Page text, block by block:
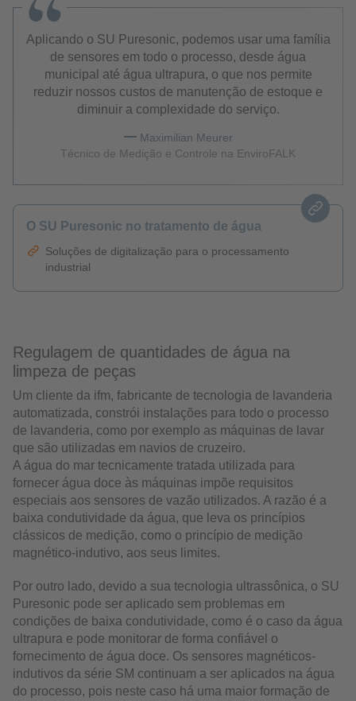
Aplicando o SU Puresonic, podemos usar uma família
de sensores em todo o processo, desde água
municipal até água ultrapura, o que nos permite
reduzir nossos custos de manutenção de estoque e
diminuir a complexidade do serviço.
Maximilian Meurer
Técnico de Medição e Controle na EnviroFALK
O SU Puresonic no tratamento de água
Soluções de digitalização para o processamento
industrial
Regulagem de quantidades de água na
limpeza de peças
Um cliente da ifm, fabricante de tecnologia de lavanderia
automatizada, constrói instalações para todo o processo
de lavanderia, como por exemplo as máquinas de lavar
que são utilizadas em navios de cruzeiro.
A água do mar tecnicamente tratada utilizada para
fornecer água doce às máquinas impõe requisitos
especiais aos sensores de vazão utilizados. A razão é a
baixa condutividade da água, que leva os princípios
clássicos de medição, como o princípio de medição
magnético-indutivo, aos seus limites.
Por outro lado, devido a sua tecnologia ultrassônica, o SU
Puresonic pode ser aplicado sem problemas em
condições de baixa condutividade, como é o caso da água
ultrapura e pode monitorar de forma confiável o
fornecimento de água doce. Os sensores magnéticos-
indutivos da série SM continuam a ser aplicados na água
do processo, pois neste caso há uma maior formação de